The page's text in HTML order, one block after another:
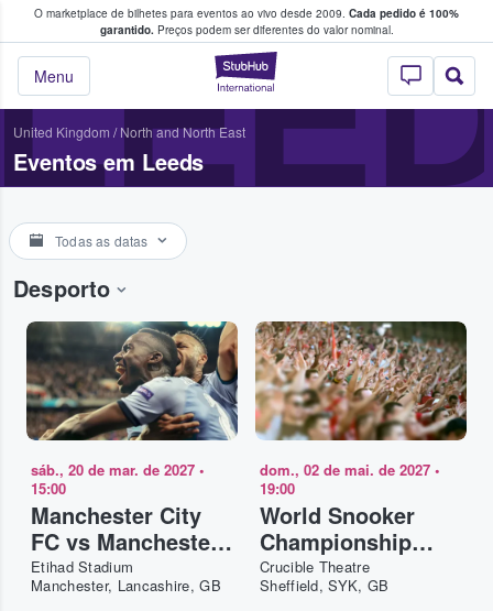
O marketplace de bilhetes para eventos ao vivo desde 2009. Cada pedido é 100%
garantido.Preços podem ser diferentes do valor nominal.
StubHub – onde
Menu
fãs compram e vendem bilhetes
United Kingdom / North and North East
Eventos em Leeds
Todas as datas
Desporto
sáb., 20 de mar. de 2027 •
15:00
Manchester City
FC vs Manchester
United
Etihad Stadium
Manchester, Lancashire, GB
dom., 02 de mai. de 2027 •
19:00
World Snooker
Championship
2027 - Evening -
Final
Crucible Theatre
Sheffield, SYK, GB